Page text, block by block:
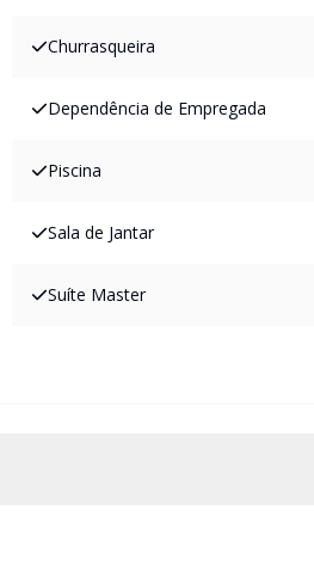
Churrasqueira
Dependência de Empregada
Piscina
Sala de Jantar
Suíte Master